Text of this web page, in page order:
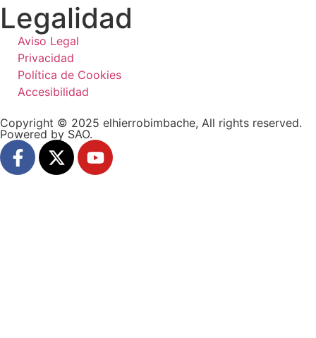
Legalidad
Aviso Legal
Privacidad
Política de Cookies
Accesibilidad
Copyright © 2025 elhierrobimbache, All rights reserved.
Powered by SAO.